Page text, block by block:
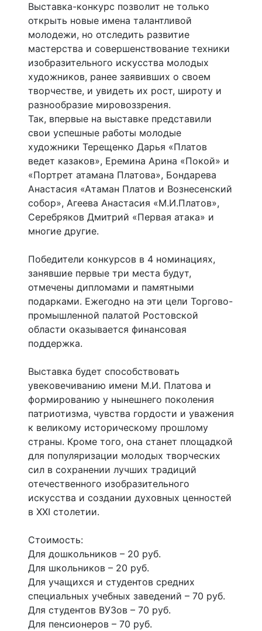
Выставка-конкурс позволит не только
открыть новые имена талантливой
молодежи, но отследить развитие
мастерства и совершенствование техники
изобразительного искусства молодых
художников, ранее заявивших о своем
творчестве, и увидеть их рост, широту и
разнообразие мировоззрения.
Так, впервые на выставке представили
свои успешные работы молодые
художники Терещенко Дарья «Платов
ведет казаков», Еремина Арина «Покой» и
«Портрет атамана Платова», Бондарева
Анастасия «Атаман Платов и Вознесенский
собор», Агеева Анастасия «М.И.Платов»,
Серебряков Дмитрий «Первая атака» и
многие другие.
Победители конкурсов в 4 номинациях,
занявшие первые три места будут,
отмечены дипломами и памятными
подарками. Ежегодно на эти цели Торгово-
промышленной палатой Ростовской
области оказывается финансовая
поддержка.
Выставка будет способствовать
увековечиванию имени М.И. Платова и
формированию у нынешнего поколения
патриотизма, чувства гордости и уважения
к великому историческому прошлому
страны. Кроме того, она станет площадкой
для популяризации молодых творческих
сил в сохранении лучших традиций
отечественного изобразительного
искусства и создании духовных ценностей
в XXI столетии.
Стоимость:
Для дошкольников – 20 руб.
Для школьников – 20 руб.
Для учащихся и студентов средних
специальных учебных заведений – 70 руб.
Для студентов ВУЗов – 70 руб.
Для пенсионеров – 70 руб.